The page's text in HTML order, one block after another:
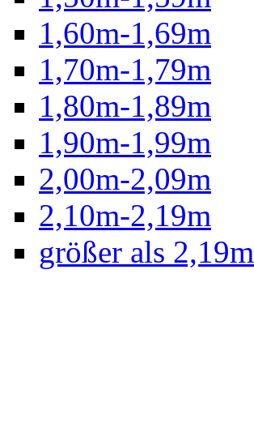
1,60m-1,69m
1,70m-1,79m
1,80m-1,89m
1,90m-1,99m
2,00m-2,09m
2,10m-2,19m
größer als 2,19m